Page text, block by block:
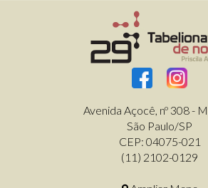
Avenida Açocê, nº 308 -
São Paulo/SP
CEP: 04075-021
(11) 2102-0129